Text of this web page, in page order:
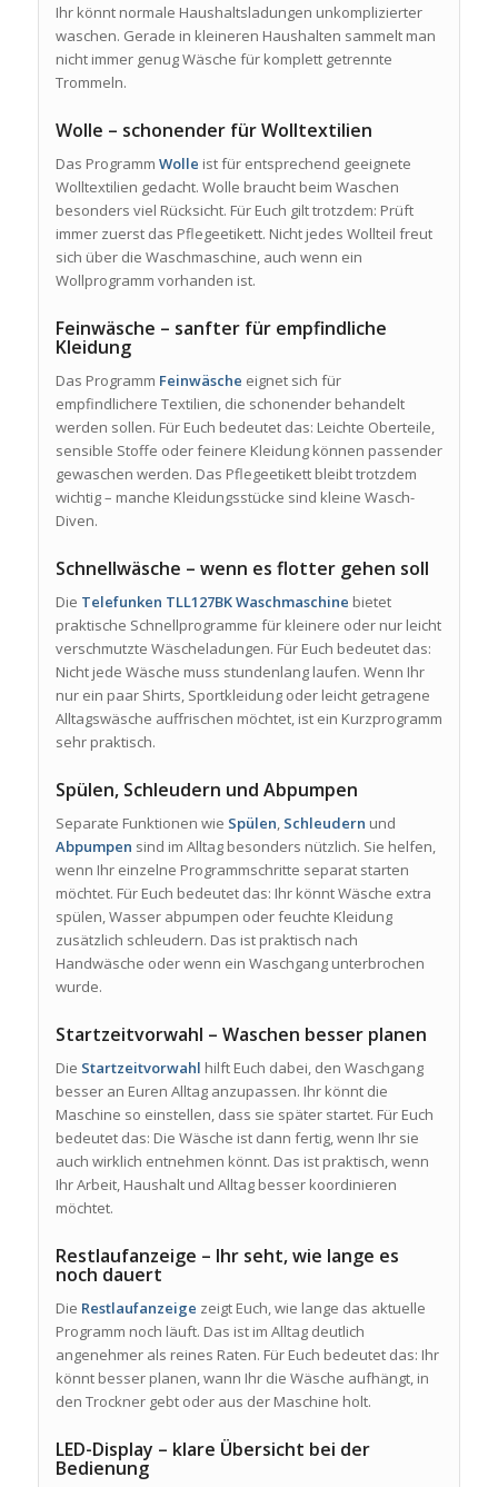
Ihr könnt normale Haushaltsladungen unkomplizierter
waschen. Gerade in kleineren Haushalten sammelt man
nicht immer genug Wäsche für komplett getrennte
Trommeln.
Wolle – schonender für Wolltextilien
Das Programm Wolle ist für entsprechend geeignete
Wolltextilien gedacht. Wolle braucht beim Waschen
besonders viel Rücksicht. Für Euch gilt trotzdem: Prüft
immer zuerst das Pflegeetikett. Nicht jedes Wollteil freut
sich über die Waschmaschine, auch wenn ein
Wollprogramm vorhanden ist.
Feinwäsche – sanfter für empfindliche
Kleidung
Das Programm Feinwäsche eignet sich für
empfindlichere Textilien, die schonender behandelt
werden sollen. Für Euch bedeutet das: Leichte Oberteile,
sensible Stoffe oder feinere Kleidung können passender
gewaschen werden. Das Pflegeetikett bleibt trotzdem
wichtig – manche Kleidungsstücke sind kleine Wasch-
Diven.
Schnellwäsche – wenn es flotter gehen soll
Die Telefunken TLL127BK Waschmaschine bietet
praktische Schnellprogramme für kleinere oder nur leicht
verschmutzte Wäscheladungen. Für Euch bedeutet das:
Nicht jede Wäsche muss stundenlang laufen. Wenn Ihr
nur ein paar Shirts, Sportkleidung oder leicht getragene
Alltagswäsche auffrischen möchtet, ist ein Kurzprogramm
sehr praktisch.
Spülen, Schleudern und Abpumpen
Separate Funktionen wie Spülen, Schleudern und
Abpumpen sind im Alltag besonders nützlich. Sie helfen,
wenn Ihr einzelne Programmschritte separat starten
möchtet. Für Euch bedeutet das: Ihr könnt Wäsche extra
spülen, Wasser abpumpen oder feuchte Kleidung
zusätzlich schleudern. Das ist praktisch nach
Handwäsche oder wenn ein Waschgang unterbrochen
wurde.
Startzeitvorwahl – Waschen besser planen
Die Startzeitvorwahl hilft Euch dabei, den Waschgang
besser an Euren Alltag anzupassen. Ihr könnt die
Maschine so einstellen, dass sie später startet. Für Euch
bedeutet das: Die Wäsche ist dann fertig, wenn Ihr sie
auch wirklich entnehmen könnt. Das ist praktisch, wenn
Ihr Arbeit, Haushalt und Alltag besser koordinieren
möchtet.
Restlaufanzeige – Ihr seht, wie lange es
noch dauert
Die Restlaufanzeige zeigt Euch, wie lange das aktuelle
Programm noch läuft. Das ist im Alltag deutlich
angenehmer als reines Raten. Für Euch bedeutet das: Ihr
könnt besser planen, wann Ihr die Wäsche aufhängt, in
den Trockner gebt oder aus der Maschine holt.
LED-Display – klare Übersicht bei der
Bedienung